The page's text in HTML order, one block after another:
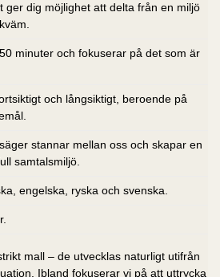
ger dig möjlighet att delta från en miljö
minuter och fokuserar på det som är
och långsiktigt, beroende på
stannar mellan oss och skapar en
samtalsmiljö.
engelska, ryska och svenska.
mall – de utvecklas naturligt utifrån
Ibland fokuserar vi på att uttrycka